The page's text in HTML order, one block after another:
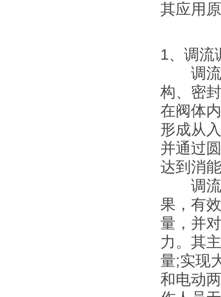
其应用
1、调流
调流
构、密
在阀体
形成从
并通过
达到消
调流
果，有
量，并
力。其
量;实现
和电动